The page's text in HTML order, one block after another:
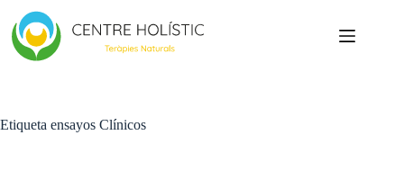
contenido
Etiqueta ensayos Clínicos